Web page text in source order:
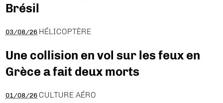
Brésil
03/08/26 HÉLICOPTÈRE
Une collision en vol sur les feux en
Grèce a fait deux morts
01/08/26 CULTURE AÉRO